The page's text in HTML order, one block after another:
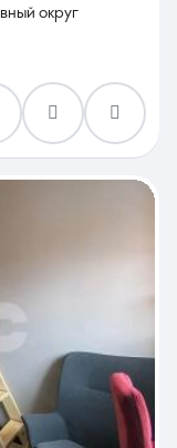
округ